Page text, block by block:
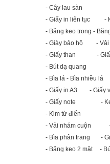
- Cây lau sàn
- Giấy in liên tục
-
- Băng keo trong -
- Giày bảo hộ
-
- Giấy than
-
- Bút dạ quang
- Bìa lá - Bìa nhiều lá
- Giấy in A3
- Giấy
- Giấy note
-
- Kim từ điển
- Vải nhám cuộn
- Bìa phân trang
-
- Băng keo 2 mặt
-